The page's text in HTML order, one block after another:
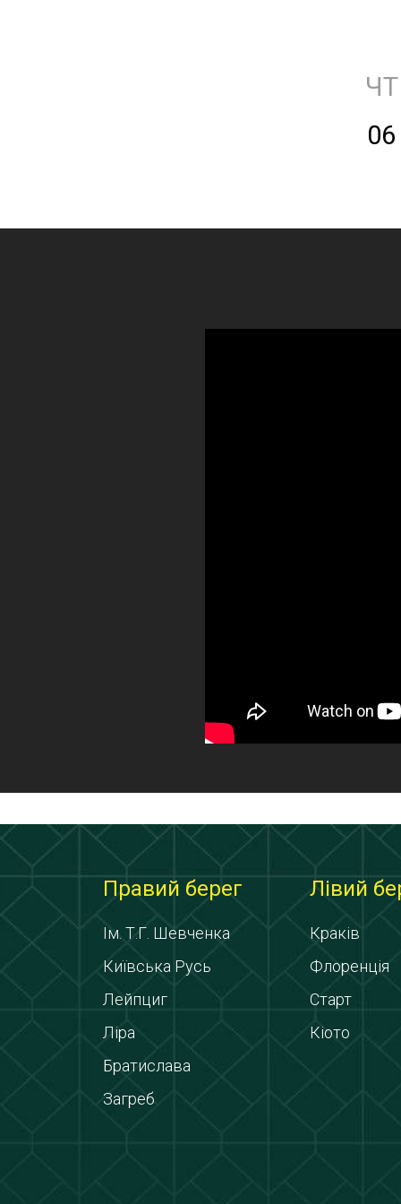
ЧТ
06
Правий берег
Ім. Т.Г. Шевченка
Київська Русь
Лейпциг
Ліра
Братислава
Загреб
Лівий
Краків
Флоренція
Старт
Кіото